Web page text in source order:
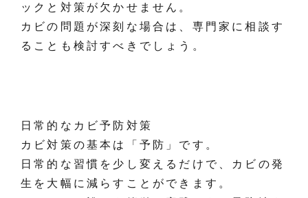
ックと対策が欠かせません。
カビの問題が深刻な場合は、専門家に相談す
ることも検討すべきでしょう。
日常的なカビ予防対策
カビ対策の基本は「予防」です。
日常的な習慣を少し変えるだけで、カビの発
生を大幅に減らすことができます。